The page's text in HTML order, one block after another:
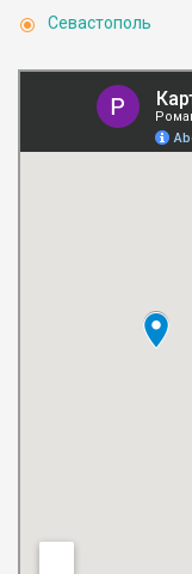
Севастополь